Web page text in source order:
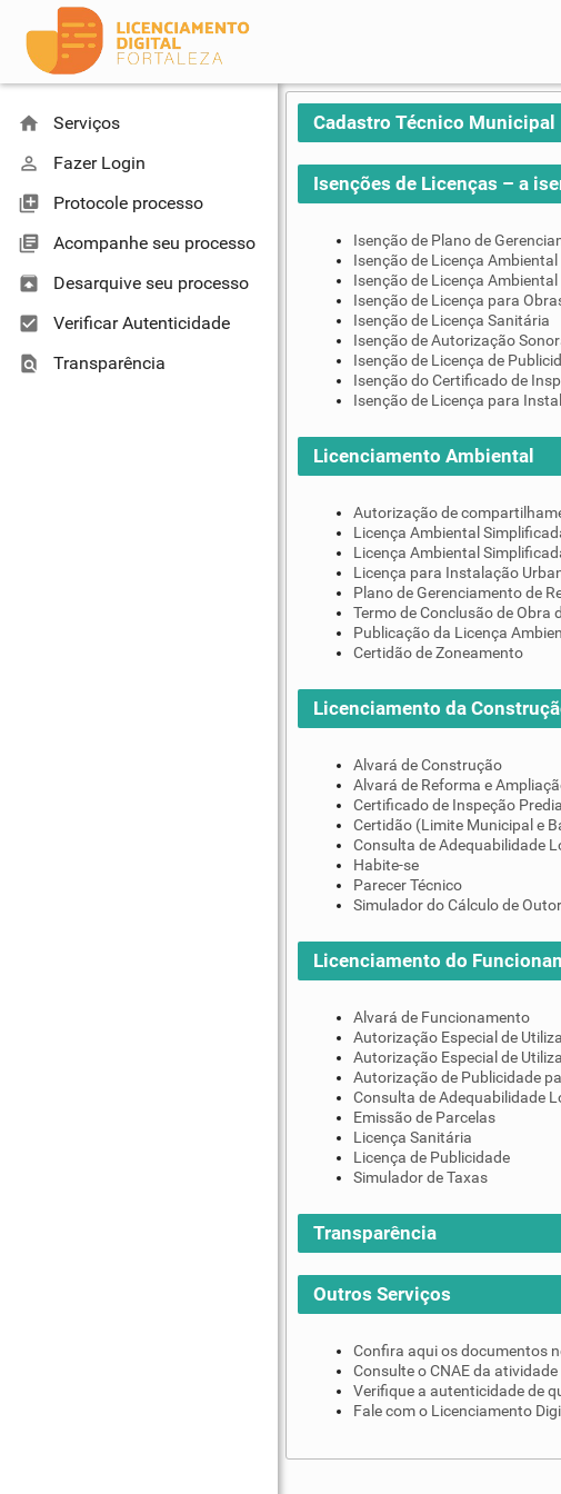
home Serviços
perm_identity Fazer Login
library_add Protocole processo
library_books Acompanhe seu processo
unarchive Desarquive seu processo
check_box Verificar Autenticidade
find_in_page Transparência
Cadastro Técnico Municipal
Isenções de Licenças – a
Isenção de Plano de
Isenção de Licença
Isenção de Licença
Isenção de Licença para
Isenção de Licença Sanitária
Isenção de Autorização
Isenção de Licença de
Isenção do Certificado de
Isenção de Licença para
Licenciamento Ambiental
Autorização de
Licença Ambiental
Licença Ambiental
Licença para Instalação
Plano de Gerenciamento de
Termo de Conclusão de Obra
Publicação da Licença
Certidão de Zoneamento
Licenciamento da
Alvará de Construção
Alvará de Reforma e
Certificado de Inspeção Predial
Certidão (Limite Municipal e
Consulta de Adequabilidade
Habite-se
Parecer Técnico
Simulador do Cálculo de
Licenciamento do
Alvará de Funcionamento
Autorização Especial de
Autorização Especial de
Autorização de Publicidade
Consulta de Adequabilidade
Emissão de Parcelas
Licença Sanitária
Licença de Publicidade
Simulador de Taxas
Transparência
Outros Serviços
Confira aqui os documentos
Consulte o CNAE da atividade
Verifique a autenticidade de
Fale com o Licenciamento